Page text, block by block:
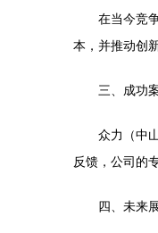
在当今竞
本，并推动创
三、成功
众力（中
反馈，公司的
四、未来